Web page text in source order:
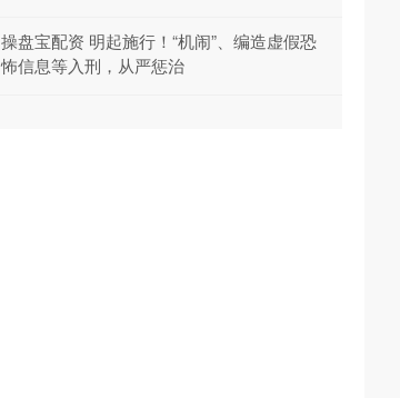
操盘宝配资 明起施行！“机闹”、编造虚假恐
怖信息等入刑，从严惩治